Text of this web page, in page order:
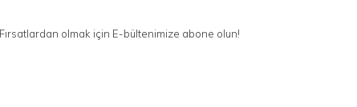
olmak için E-bültenimize abone olun!